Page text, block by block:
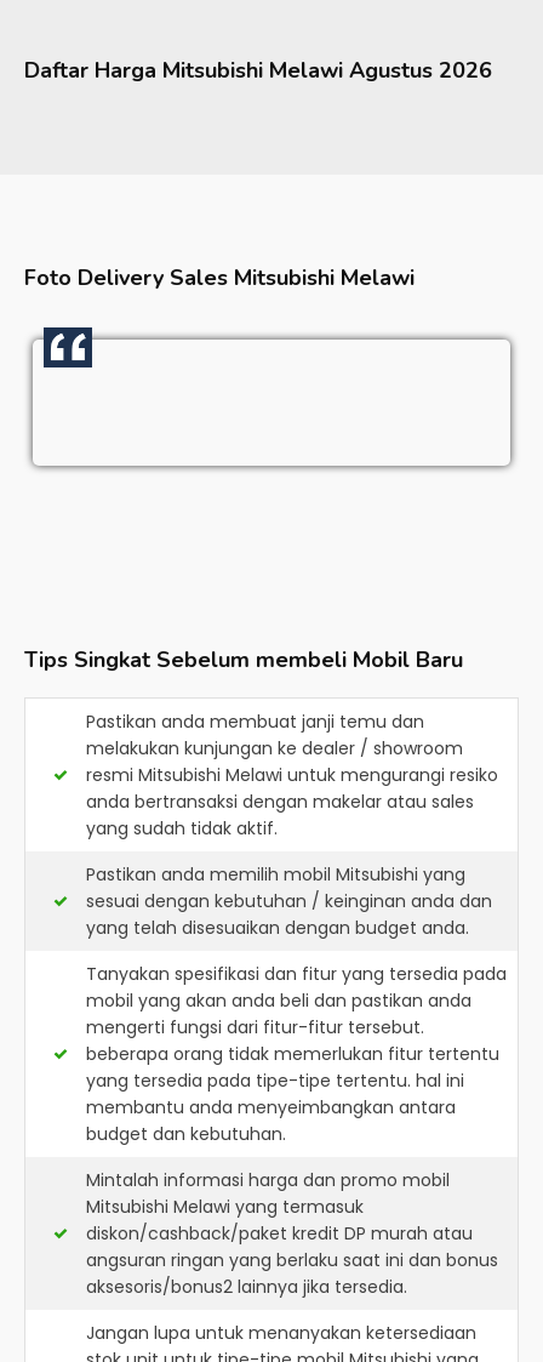
Daftar Harga Mitsubishi Melawi Agustus 2026
Foto Delivery Sales Mitsubishi Melawi
Tips Singkat Sebelum membeli Mobil Baru
Pastikan anda membuat janji temu dan
melakukan kunjungan ke dealer / showroom
resmi Mitsubishi Melawi untuk mengurangi resiko
anda bertransaksi dengan makelar atau sales
yang sudah tidak aktif.
Pastikan anda memilih mobil Mitsubishi yang
sesuai dengan kebutuhan / keinginan anda dan
yang telah disesuaikan dengan budget anda.
Tanyakan spesifikasi dan fitur yang tersedia pada
mobil yang akan anda beli dan pastikan anda
mengerti fungsi dari fitur-fitur tersebut.
beberapa orang tidak memerlukan fitur tertentu
yang tersedia pada tipe-tipe tertentu. hal ini
membantu anda menyeimbangkan antara
budget dan kebutuhan.
Mintalah informasi harga dan promo mobil
Mitsubishi Melawi yang termasuk
diskon/cashback/paket kredit DP murah atau
angsuran ringan yang berlaku saat ini dan bonus
aksesoris/bonus2 lainnya jika tersedia.
Jangan lupa untuk menanyakan ketersediaan